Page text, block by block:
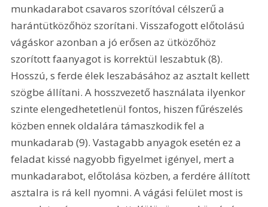
munkadarabot csavaros szorítóval célszerű a
harántütközőhöz szorítani. Visszafogott előtolású
vágáskor azonban a jó erősen az ütközőhöz
szorított faanyagot is korrektül leszabtuk (8).
Hosszú, s ferde élek leszabásához az asztalt kellett
szögbe állítani. A hosszvezető használata ilyenkor
szinte elengedhetetlenül fontos, hiszen fűrészelés
közben ennek oldalára támaszkodik fel a
munkadarab (9). Vastagabb anyagok esetén ez a
feladat kissé nagyobb figyelmet igényel, mert a
munkadarabot, előtolása közben, a ferdére állított
asztalra is rá kell nyomni. A vágási felület most is